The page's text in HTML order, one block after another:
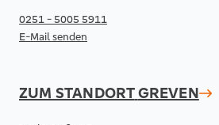
0251 - 5005 5911
E-Mail senden
ZUM STANDORTGREVEN